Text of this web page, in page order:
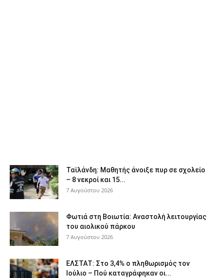
Ταϊλάνδη: Μαθητής άνοιξε πυρ σε σχολείο
– 8 νεκροί και 15...
7 Αυγούστου 2026
Φωτιά στη Βοιωτία: Αναστολή λειτουργίας
του αιολικού πάρκου
7 Αυγούστου 2026
ΕΛΣΤΑΤ: Στο 3,4% ο πληθωρισμός τον
Ιούλιο – Πού καταγράφηκαν οι...